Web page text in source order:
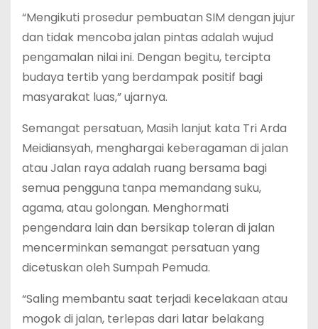
“Mengikuti prosedur pembuatan SIM dengan jujur
dan tidak mencoba jalan pintas adalah wujud
pengamalan nilai ini. Dengan begitu, tercipta
budaya tertib yang berdampak positif bagi
masyarakat luas,” ujarnya.
Semangat persatuan, Masih lanjut kata Tri Arda
Meidiansyah, menghargai keberagaman di jalan
atau Jalan raya adalah ruang bersama bagi
semua pengguna tanpa memandang suku,
agama, atau golongan. Menghormati
pengendara lain dan bersikap toleran di jalan
mencerminkan semangat persatuan yang
dicetuskan oleh Sumpah Pemuda.
“Saling membantu saat terjadi kecelakaan atau
mogok di jalan, terlepas dari latar belakang